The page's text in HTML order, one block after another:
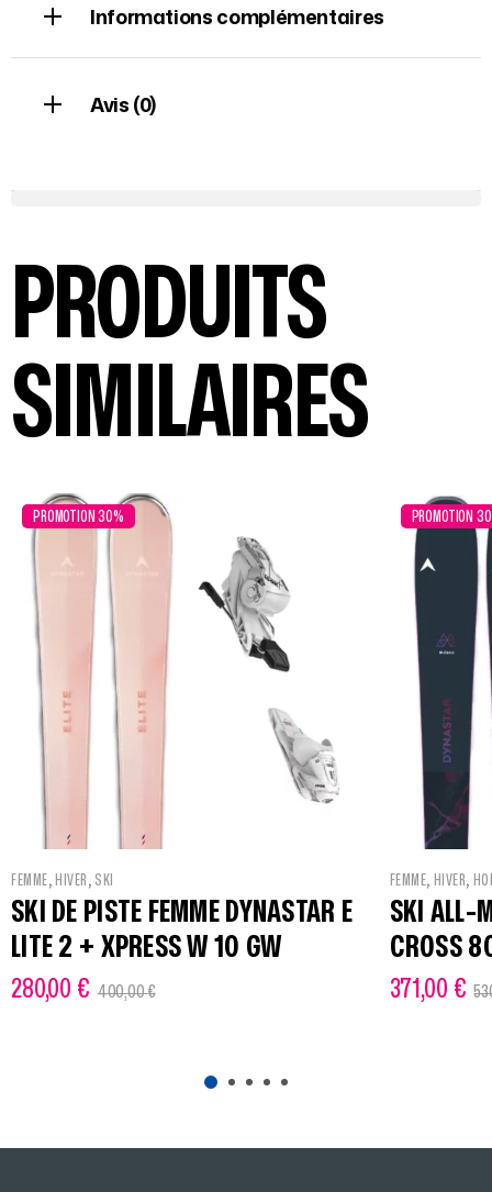
Informations complémentaires
Avis (0)
PRODUITS
SIMILAIRES
PROMOTION 30%
FEMME,HIVER , SKI
SKI DE PISTE FEMME DYNASTAR E
LITE 2 + XPRESS W 10 GW
400,00€
280,00 €
PROMOTION
FEMME, HIVER,
SKI ALL-
CROSS
371,00 €